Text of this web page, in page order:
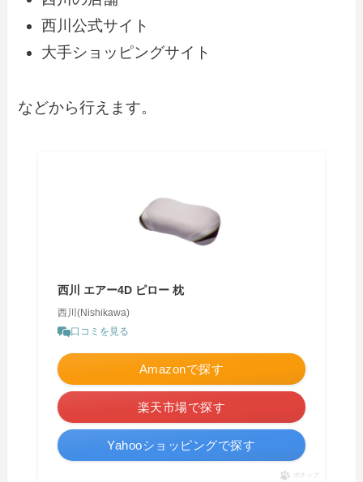
西川公式サイト
大手ショッピングサイト
などから行えます。
西川 エアー4D ピロー 枕
西川(Nishikawa)
口コミを見る
Amazonで探す
楽天市場で探す
Yahooショッピングで探す
ポチップ